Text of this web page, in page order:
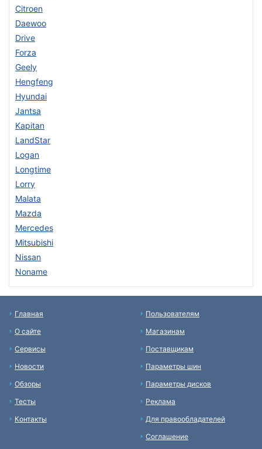
Citroen
Daewoo
Drive
Forza
Geely
Hengfeng
Hyundai
Jantsa
Kapitan
LandStar
Logan
Longtime
Lorry
Malata
Mazda
Mercedes
Mitsubishi
Nissan
Noname
Главная
О сайте
Сервисы
Новости
Обзоры
Тесты
Контакты
Пользователям
Магазинам
Поставщикам
Параметры шин
Параметры дисков
Реклама
Для правообладателей
Соглашение